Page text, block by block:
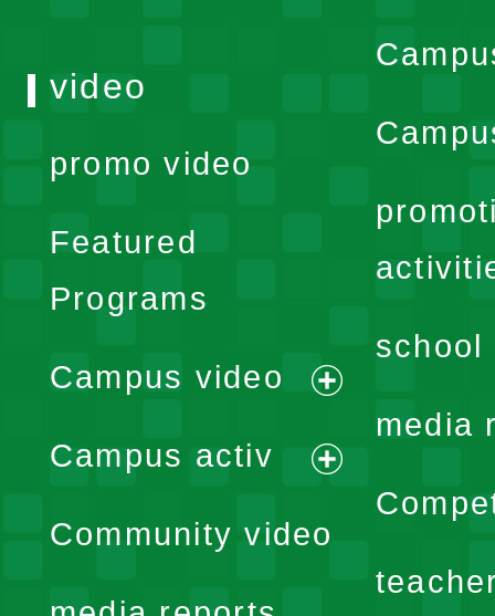
school
media
video
promo video
Featured
Programs
Campus video
expand
menu
Campus activ
expand
Community video